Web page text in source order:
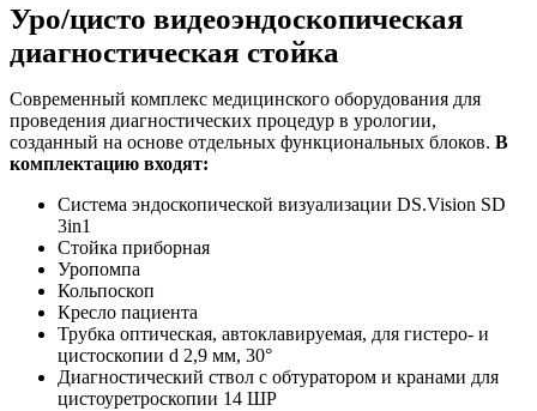
Уро/цисто видеоэндоскопическая
диагностическая стойка
Современный комплекс медицинского оборудования для
проведения диагностических процедур в урологии,
созданный на основе отдельных функциональных блоков. В
комплектацию входят:
Система эндоскопической визуализации DS.Vision SD
3in1
Стойка приборная
Уропомпа
Кольпоскоп
Кресло пациента
Трубка оптическая, автоклавируемая, для гистеро- и
цистоскопии d 2,9 мм, 30°
Диагностический ствол с обтуратором и кранами для
цистоуретроскопии 14 ШР